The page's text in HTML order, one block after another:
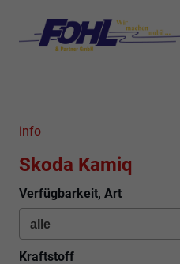
info
Skoda Kamiq
Verfügbarkeit, Art
Kraftstoff